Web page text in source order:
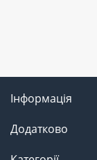
Інформація
Додатково